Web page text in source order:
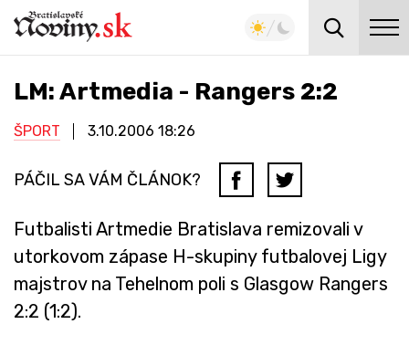
LM: Artmedia - Rangers 2:2
ŠPORT 3.10.2006 18:26
PÁČIL SA VÁM ČLÁNOK?
Futbalisti Artmedie Bratislava remizovali v
utorkovom zápase H-skupiny futbalovej Ligy
majstrov na Tehelnom poli s Glasgow Rangers
2:2 (1:2).